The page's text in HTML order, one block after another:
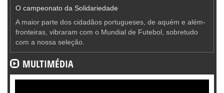
O campeonato da Solidariedade
A maior parte dos cidadãos portugueses, de aquém e além-
fronteiras, vibraram com o Mundial de Futebol, sobretudo
com a nossa seleção.
MULTIMÉDIA